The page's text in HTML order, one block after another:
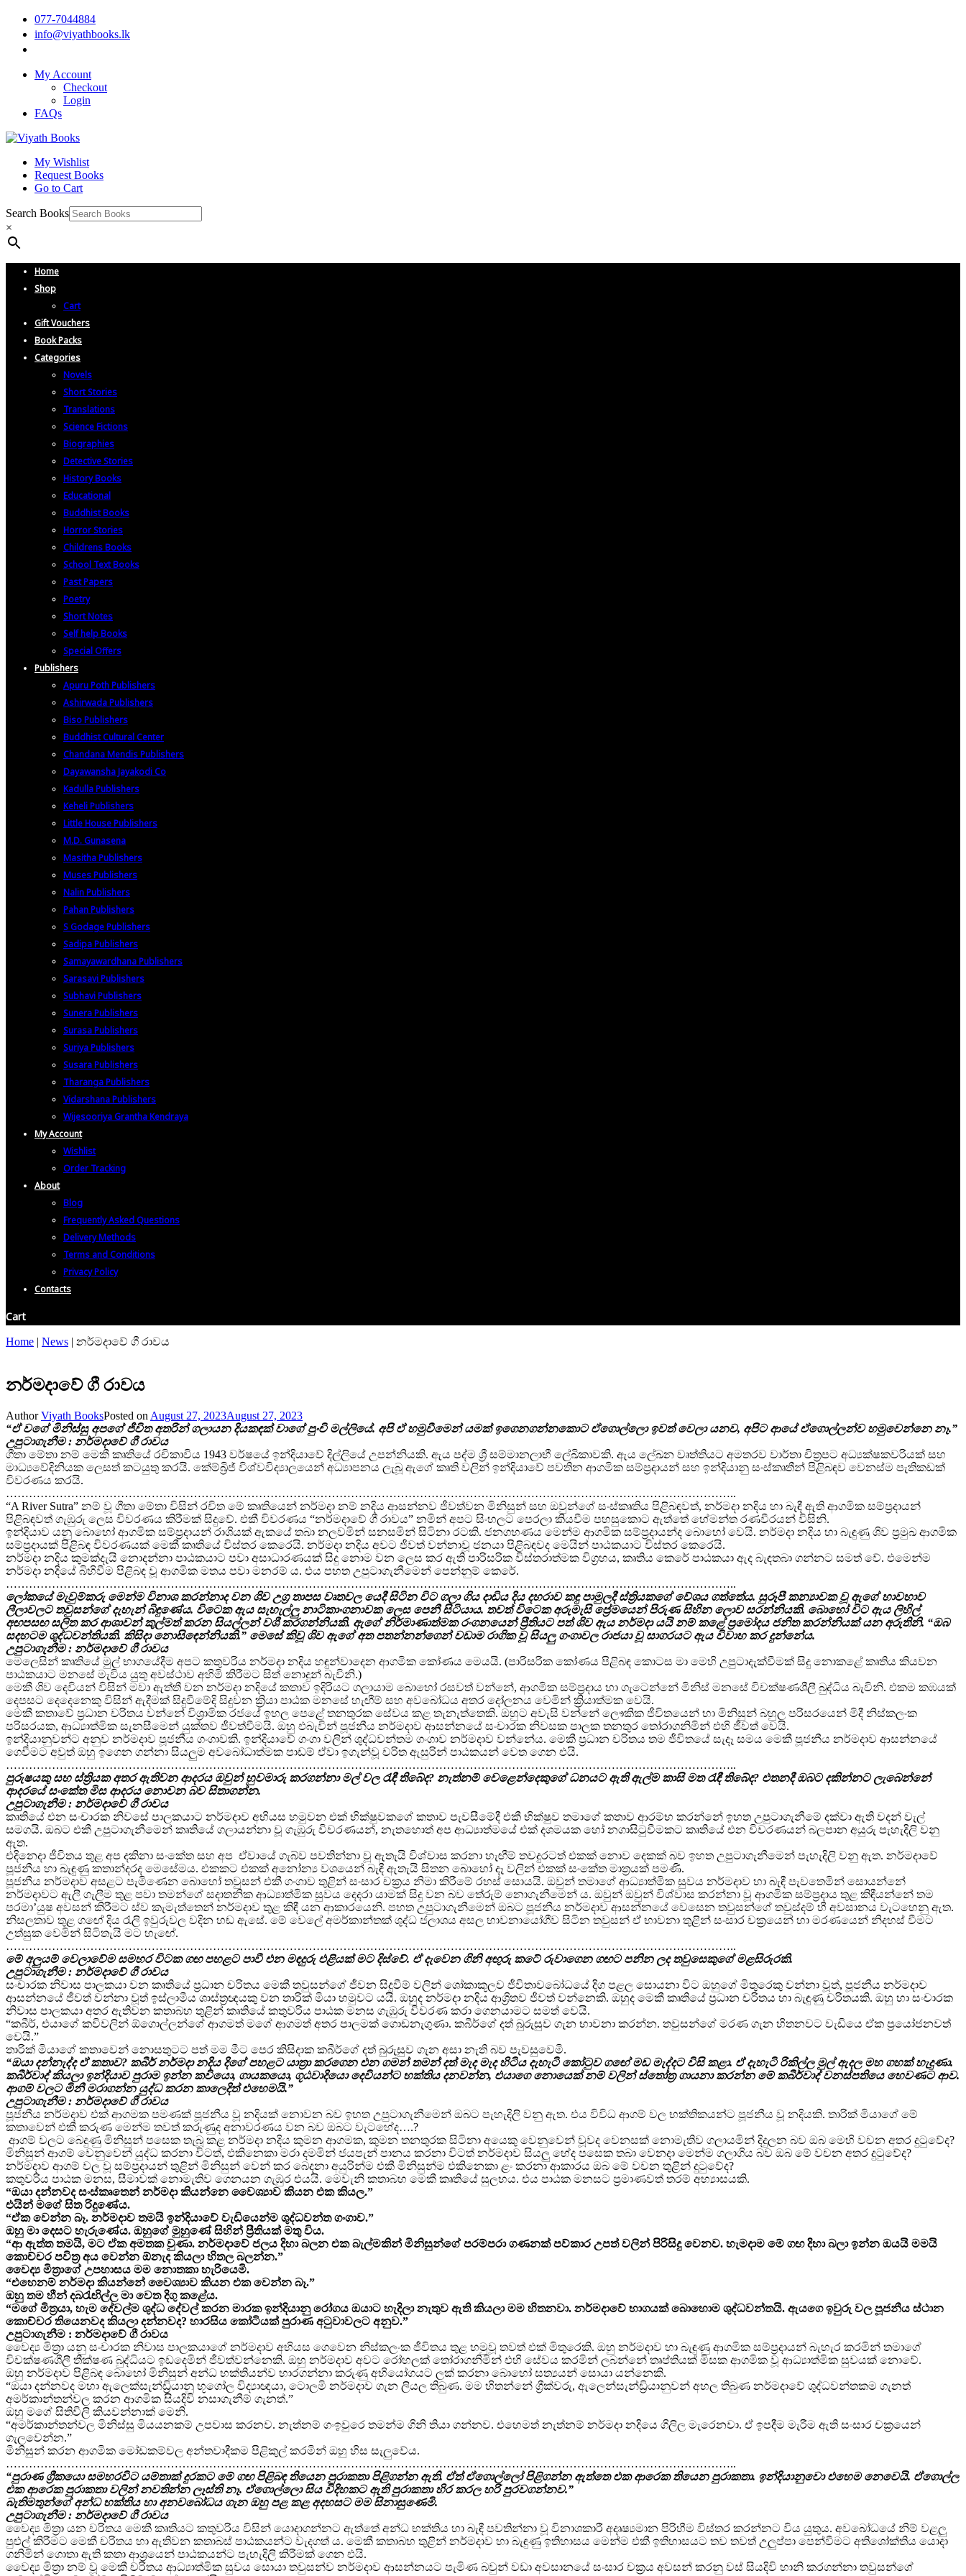
077-7044884
info@viyathbooks.lk
My Account
Checkout
Login
FAQs
My Wishlist
Request Books
Go to Cart
Search Books
×
Home
Shop
Cart
Gift Vouchers
Book Packs
Categories
Novels
Short Stories
Translations
Science Fictions
Biographies
Detective Stories
History Books
Educational
Buddhist Books
Horror Stories
Childrens Books
School Text Books
Past Papers
Poetry
Short Notes
Self help Books
Special Offers
Publishers
Apuru Poth Publishers
Ashirwada Publishers
Biso Publishers
Buddhist Cultural Center
Chandana Mendis Publishers
Dayawansha Jayakodi Co
Kadulla Publishers
Keheli Publishers
Little House Publishers
M.D. Gunasena
Masitha Publishers
Muses Publishers
Nalin Publishers
Pahan Publishers
S Godage Publishers
Sadipa Publishers
Samayawardhana Publishers
Sarasavi Publishers
Subhavi Publishers
Sunera Publishers
Surasa Publishers
Suriya Publishers
Susara Publishers
Tharanga Publishers
Vidarshana Publishers
Wijesooriya Grantha Kendraya
My Account
Wishlist
Order Tracking
About
Blog
Frequently Asked Questions
Delivery Methods
Terms and Conditions
Privacy Policy
Contacts
Cart
Home | News | නර්මදාවේ ගී රාවය
නර්මදාවේ ගී රාවය
AuthorViyath BooksPosted on August 27, 2023August 27, 2023
“ඒ වගේ මිනිස්සු අපගේ ජීවිත අතරින් ගලායන දියකඳක් වාගේ පුංචි මල්ලියේ. අපි ඒ හමුවීමෙන් යමක් ඉගෙනගන්නකොට ඒගොල්ලො ඉවත් වෙලා යනව, අපිට ආයේ ඒගොල්ලන්ව හමුවෙන්නෙ නෑ.”
උපුටාගැනීම : නර්මදාවේ ගී රාවය
ගීතා මේතා නම් මෙකී කෘතියේ රචිකාවිය 1943 වර්ෂයේ ඉන්දියාවේ දිල්ලියේ උපන්නියකි. ඇය පද්ම ශ්‍රී සම්මානලාභී ලේඛිකාවකි. ඇය ලේඛන වෘත්තියට අමතරව වාර්තා චිත්‍රපට අධ්‍යක්ෂකවරියක් සහ
මාධ්‍යවේදිනියක ලෙසත් කටයුතු කරයි. කේම්බ්‍රිජ් විශ්වවිද්‍යාලයෙන් අධ්‍යාපනය ලැබූ ඇගේ කෘති වලින් ඉන්දියාවේ පවතින ආගමික සම්ප්‍රදායන් සහ ඉන්දියානු සංස්කෘතීන් පිළිබඳව වෙනස්ම පැතිකඩක්
විවරණය කරයි.
………………………………………………………………………………………………………………………………………………………………………..
“A River Sutra” නම් වූ ගීතා මේතා විසින් රචිත මේ කෘතියෙන් නර්මදා නම් නදිය ආසන්නව ජීවත්වන මිනිසුන් සහ ඔවුන්ගේ සංස්කෘතිය පිළිබඳවත්, නර්මදා නදිය හා බැඳී ඇති ආගමික සම්ප්‍රදායන්
පිළිබඳවත් ගැඹුරු ලෙස විවරණය කිරීමක් සිදුවේ. එකී විවරණය “නර්මදාවේ ගී රාවය” නමින් අපට සිංහලට පෙරලා කියවීම පහසුකොට ඇත්තේ හේමන්ත රණවීරයන් විසිනි.
ඉන්දියාව යනු බොහෝ ආගමික සම්ප්‍රදායන් රාශියක් ඇකයේ තබා නලවමින් සනසමින් සිටිනා රටකි. ජනගහණය මෙන්ම ආගමික සම්ප්‍රදායන්ද බොහෝ වෙයි. නර්මදා නදිය හා බැඳුණු ශිව ප්‍රමුඛ ආගමික
සම්ප්‍රදායක් පිළිබඳ විවරණයක් මෙකී කෘතියේ විස්තර කෙරෙයි. නර්මදා නදිය අවට ජීවත් වන්නාවූ ජනයා පිළිබඳවද මෙයින් පාඨකයාට විස්තර කෙරෙයි.
නර්මදා නදිය කුමක්දැයි නොදන්නා පාඨකයාට පවා අසාධාරණයක් සිදු නොම වන ලෙස කර ඇති පාරිසරික විස්තරාත්මක විග්‍රහය, කෘතිය කෙරේ පාඨකයා ඇද බැඳතබා ගන්නට සමත් වේ. එමෙන්ම
නර්මදා නදියේ බිහිවීම පිළිබඳ වූ ආගමික මතය පවා මනරම් ය. එය පහත උපුටාගැනීමෙන් පෙන්නුම් කෙරේ.
………………………………………………………………………………………………………………………………………………………………………..
ලෝකයේ මැවුම්කරු මෙන්ම විනාශ කරන්නාද වන ශිව උග්‍ර තාපස වෘතවල යෙදී සිටින විට ගලා ගිය දාඩිය දිය දහරාව කඳු පාමුලදී ස්ත්‍රියකගේ වේශය ගත්තේය. සුරූපී කන්‍යාවක වූ ඇගේ හාවභාව
ලීලාවලට තවුසන්ගේ දැහැන් බිඳුණේය. විටෙක ඇය සැහැල්ලු නාටිකාංගනාවක ලෙස පෙනී සිටියාය. තවත් විටෙක අරුමැසි ප්‍රේමයෙන් පිරුණ සිහින ලොව සරන්නියකි. බොහෝ විට ඇය ලිහිල්
අඟපසඟ සලිත කර ආශාවන් කුල්මත් කරන සියල්ලන් වශී කරගන්නියකි. ඇගේ නිර්මාණාත්මක රංගනයෙන් ප්‍රීතියට පත් ශිව ඇය නර්මදා යයි නම් කළේ ප්‍රමෝදය ජනිත කරන්නියක් යන අරුතිනි. “ඔබ
සදහටම ශුද්ධවන්තියකි. කිසිදා නොසිඳෙන්නියකි.” මෙසේ කිවූ ශිව ඇගේ අත පතන්නන්ගෙන් වඩාම රාගික වූ සියලු ගංගාවල රාජයා වූ සාගරයට ඇය විවාහ කර දුන්නේය.
උපුටාගැනීම : නර්මදාවේ ගී රාවය
මෙලෙසින් කෘතියේ මුල් භාගයේදීම අපට කතුවරිය නර්මදා නදිය හඳුන්වාදෙන ආගමික කෝණය මෙයයි. (පාරිසරික කෝණය පිළිබඳ කොටස මා මෙහි උපුටාදැක්වීමක් සිදු නොකළේ කෘතිය කියවන
පාඨකයාට මනසේ මැවිය යුතු අවස්ථාව අහිමි කිරීමට සිත් නොදුන් බැවිනි.)
මෙකී ශිව දෙවියන් විසින් මවා ඇත්තී වන නර්මදා නදියේ කතාව ඉදිරියට ගලායාම බොහෝ රසවත් වන්නේ, ආගමික සම්ප්‍රදාය හා ගැටෙන්නේ මිනිස් මනසේ විචක්ෂණශීලී බුද්ධිය බැවිනි. එකම කඹයක්
දෙපසට දෙදෙනෙකු විසින් ඇදීමක් සිදුවීමේදි සිදුවන ක්‍රියා පාඨක මනසේ හැඟීම් සහ අවබෝධය අතර දෝලනය වෙමින් ක්‍රියාත්මක වෙයි.
මෙකී කතාවේ ප්‍රධාන චරිතය වන්නේ විශ්‍රාමික රජයේ ඉහල පෙළේ තනතුරක සේවය කළ තැනැත්තෙකි. ඔහුට අවැසි වන්නේ ලෞකික ජීවිතයෙන් හා මිනිසුන් බහුල පරිසරයෙන් මිදී නිස්කලංක
පරිසරයක, ආධ්‍යාත්මික සැනසීමෙන් යුක්තව ජීවත්වීමයි. ඔහු එබැවින් පූජනීය නර්මදාව ආසන්නයේ සංචාරක නිවසක පාලක තනතුර තෝරාගනිමින් එහි ජීවත් වෙයි.
ඉන්දියානුවන්ට අනුව නර්මදාව පූජනීය ගංගාවකි. ඉන්දියාවේ ගංගා වලින් ශුද්ධවන්තම ගංගාව නර්මදාව වන්නේය. මෙකී ප්‍රධාන චරිතය තම ජීවිතයේ සැදෑ සමය මෙකී පූජනීය නර්මදාව ආසන්නයේ
ගෙවීමට අවුත් ඔහු ඉගෙන ගන්නා සියලුම අවබෝධාත්මක පාඩම් ඒවා ඉගැන්වූ චරිත ඇසුරින් පාඨකයන් වෙත ගෙන එයි.
………………………………………………………………………………………………………………………………………………………………………..
පුරුෂයකු සහ ස්ත්‍රියක අතර ඇතිවන ආදරය ඔවුන් හුවමාරු කරගන්නා මල් වල රැඳී තිබේද? නැත්නම් වෙළෙන්දෙකුගේ ධනයට ඇති ඇල්ම කාසි මත රැඳී තිබේද? එතනදී ඔබට දකින්නට ලැබෙන්නේ
ආදරයේ සංකේත මිස ආදරය නොවන බව සිතාගන්න.
උපුටාගැනීම : නර්මදාවේ ගී රාවය
කෘතියේ එන සංචාරක නිවසේ පාලකයාට නර්මදාව අභියස හමුවන එක් භික්ෂුවකගේ කතාව පැවසීමේදී එකී භික්ෂුව තමාගේ කතාව ආරම්භ කරන්නේ ඉහත උපුටාගැනීමේ දක්වා ඇති වදන් වැල්
සමගයි. ඔබට එකී උපුටාගැනීමෙන් කෘතියේ ගලායන්නා වූ ගැඹුරු විවරණයන්, නැතහොත් අප ආධ්‍යාත්මයේ එක් දශමයක හෝ නගාසිටුවීමකට කෘතියේ එන විවරණයන් බලපාන අයුරු පැහැදිලි වනු
ඇත.
එදිනෙදා ජීවිතය තුළ අප දකිනා සංකේත සහ අප ඒවායේ ගැබ්ව පවතින්නා වූ ඇතැයි විශ්වාස කරනා හැඟීම් තවදුරටත් එකක් නොව දෙකක් බව ඉහත උපුටාගැනීමෙන් පැහැදිලි වනු ඇත. නර්මදාවේ
පූජනීය හා බැඳුණු කතාන්දරද මෙසේමය. එකකට එකක් අනෝන්‍ය වශයෙන් බැඳී ඇතැයි සිතන බොහෝ දෑ වලින් එකක් සංකේත මාත්‍රයක් පමණි.
පූජනීය නර්මදාව අසළට පැමිණෙන බොහෝ තවුසන් එකී ගංගාව තුළින් සංසාර චක්‍රය නිමා කිරීමේ රහස් සොයයි. ඔවුන් තමාගේ ආධ්‍යාත්මික සුවය නර්මදාව හා බැඳී පැවතෙමින් සොයන්නේ
නර්මදාවට ඇලී ගැලීම තුළ පවා තමන්ගේ සදාතනික ආධ්‍යාත්මික සුවය දෙදරා යාමක් සිදු වන බව තේරුම් නොගැනීමෙන් ය. ඔවුන් ඔවුන් විශ්වාස කරන්නා වූ ආගමික සම්ප්‍රදාය තුළ කිඳීයන්නේ තම
පරමා’යුෂ අවසන් කිරීමට ස්ව කැමැත්තෙන් නර්මදාව තුළ කිඳී යන ආකාරයෙනි. පහත උපුටාගැනීමෙන් ඔබට පූජනීය නර්මදාව ආසන්නයේ වෙසෙන තවුසන්ගේ තවුස්දම් හී අවසානය වැටහෙනු ඇත.
නිසලතාව තුළ ගඟේ දිය රැලි ඉවුරුවල වදින හඬ ඇසේ. මේ වෙලේ අමර්කාන්තක් ශුද්ධ ජලාශය අසල භාවනායෝගීව සිටින තවුසන් ඒ භාවනා තුළින් සංසාර චක්‍රයෙන් හා මරණයෙන් නිදහස් වීමට
උත්සුක වෙමින් සිටිතැයි මට හැඟේ.
………………………………………………………………………………………………………………………………………………………………………..
මේ අලුයම් වෙලාවේම සමහර විටක ගඟ පහළට පාවී එන මඳදුරු එළියක් මට දිස්වේ. ඒ දැවෙන ගිනි අඟුරු කටේ රුවාගෙන ගඟට පනින ලද තවුසෙකුගේ මළසිරුරකි.
උපුටාගැනීම : නර්මදාවේ ගී රාවය
සංචාරක නිවාස පාලකයා වන කෘතියේ ප්‍රධාන චරිතය මෙකී තවුසන්ගේ ජීවන සිදුවීම් වලින් ශෝකාකූලව ජීවිතාවබෝධයේ දිග පළල සොයනා විට ඔහුගේ මිතුරෙකු වන්නා වූත්, පූජනීය නර්මදාව
ආසන්නයේ ජීවත් වන්නා වූත් ඉස්ලාමීය ශාස්ත්‍රඥයකු වන තාරික් මියා හමුවට යයි. ඔහුද නර්මදා නදිය ආශ්‍රිතව ජීවත් වන්නෙකි. ඔහුද මෙකී කෘතියේ ප්‍රධාන චරිතය හා බැඳුණු චරිතයකි. ඔහු හා සංචාරක
නිවාස පාලකයා අතර ඇතිවන කතාබහ තුළින් කෘතියේ කතුවරිය පාඨක මනස ගැඹුරු විවරණ කරා ගෙනයාමට සමත් වෙයි.
“කබීර්, එයාගේ කවිවලින් ඕගොල්ලන්ගේ ආගමත් මගේ ආගමත් අතර පාලමක් ගොඩනැගුණා. කබීර්ගේ දත් බුරුසුව ගැන භාවනා කරන්න. තවුසන්ගේ මරණ ගැන හිතනවට වැඩියෙ ඒක ප්‍රයෝජනවත්
වෙයි.”
තාරික් මියාගේ කතාවෙන් නොසතුටට පත් මම මීට පෙර කිසිදාක කබීර්ගේ දත් බුරුසුව ගැන අසා නැති බව පැවසුවෙමි.
“ඔයා දන්නැද්ද ඒ කතාව? කබීර් නර්මදා නදිය දිගේ පහළට යාත්‍රා කරගෙන එන ගමන් තමන් දත් මැද මැද හිටිය දැහැටි කෝටුව ගඟේ මඩ මැද්දට විසි කළා. ඒ දැහැටි රිකිල්ල මුල් ඇදල මහ ගහක් හැදුණා.
කබීර්වාද් කියලා ඉන්දියාව පුරාම ඉන්න කවියො, ගායකයො, ගූඨවාදියො දෙවියන්ට භක්තිය දනවන්න, එයාගෙ නොයෙක් නම් වලින් ස්තෝත්‍ර ගායනා කරන්න මේ කබීර්වාද් වනස්පතියෙ හෙවණට ආව.
ආගම් වලට මිනී මරාගන්න යුද්ධ කරන කාලෙදිත් එහෙමයි.”
උපුටාගැනීම : නර්මදාවේ ගී රාවය
පූජනීය නර්මදාව එක් ආගමක පමණක් පූජනීය වූ නදියක් නොවන බව ඉහත උපුටාගැනීමෙන් ඔබට පැහැදිලි වනු ඇත. එය විවිධ ආගම් වල භක්තිකයන්ට පූජනීය වූ නදියකි. තාරික් මියාගේ මේ
කතාවෙන් එකී කරුණ මෙන්ම තවත් කරුණුද අනාවරණය වන බව ඔබට වැටහේද….?
ආගම් වලට බෙදුණු මිනිසුන් පසෙක තැබූ කළ නර්මදා නදිය කුමන ආගමක, කුමන තනතුරක සිටිනා අයෙකු වෙනුවෙන් වූවද වෙනසක් නොමැතිව ගලායමින් දිදුලන බව ඔබ මෙහි වචන අතර දුටුවේද?
මිනිසුන් ආගම් වෙනුවෙන් යුද්ධ කරනා විටත්, එකිනෙකා මරා දමමින් ජයපැන් පානය කරනා විටත් නර්මදාව සියලු භේද පසෙක තබා වෙනදා මෙන්ම ගලාගිය බව ඔබ මේ වචන අතර දුටුවේද?
නර්මදාව ආගම් වල වූ සම්ප්‍රදායන් තුළින් මිනිසුන් වෙන් කර බෙදනා අයුරින්ම එකී මිනිසුන්ම එකිනෙකා ළං කරනා ආකාරය ඔබ මේ වචන තුළින් දුටුවේද?
කතුවරිය පාඨක මනස, සීමාවක් නොමැතිව ගෙනයන ගැඹුර එයයි. මෙවැනි කතාබහ මෙකී කෘතියේ සුලභය. එය පාඨක මනසට ප්‍රමාණවත් තරම් අභ්‍යාසයකි.
“ඔයා දන්නවද සංස්කෘතෙන් නර්මදා කියන්නෙ වෛශ්‍යාව කියන එක කියල.”
එයින් මගේ සිත රිදුණේය.
“ඒක වෙන්න බෑ. නර්මදාව තමයි ඉන්දියාවේ වැඩියෙන්ම ශුද්ධවන්ත ගංගාව.”
ඔහු මා දෙසට හැරුණේය. ඔහුගේ මුහුණේ සිහින් ප්‍රීතියක් මතු විය.
“ආ ඇත්ත තමයි, මට ඒක අමතක වුණා. නර්මදාවේ ජලය දිහා බලන එක බැල්මකින් මිනිසුන්ගේ පරම්පරා ගණනක් පව්කාර උපත් වලින් පිරිසිදු වෙනව. හැමදාම මේ ගඟ දිහා බලා ඉන්න ඔයයි මමයි
කොච්චර පවිත්‍ර අය වෙන්න ඕනැද කියලා හිතල බලන්න.”
වෛද්‍ය මිත්‍රාගේ උපහාසය මම නොතකා හැරියෙමි.
“එහෙනම් නර්මදා කියන්නේ වෛශ්‍යාව කියන එක වෙන්න බෑ.”
ඔහු තම හීන් දබරැඟිල්ල මා වෙත දිගු කළේය.
“මගේ මිත්‍රයා, හැම දේවල්ම ශුද්ධ දේවල් කරන මාරක ඉන්දියානු රෝගය ඔයාට හැදිලා නැතුව ඇති කියලා මම හිතනවා. නර්මදාවේ භාගයක් බොහොම ශුද්ධවන්තයි. ඇයගෙ ඉවුරු වල පූජනීය ස්ථාන
කොච්චර තියෙනවද කියලා දන්නවද? හාරසිය කෝටියක් පුරාණ අටුවාවලට අනුව.”
උපුටාගැනීම : නර්මදාවේ ගී රාවය
වෛද්‍ය මිත්‍රා යනු සංචාරක නිවාස පාලකයාගේ නර්මදාව අභියස ගෙවෙන නිස්කලංක ජීවිතය තුළ හමුවූ තවත් එක් මිතුරෙකි. ඔහු නර්මදාව හා බැඳුණු ආගමික සම්ප්‍රදායන් බැහැර කරමින් තමාගේ
විචක්ෂණශීලී තීක්ෂණ බුද්ධියට ඉඩදෙමින් ජීවත්වන්නෙකි. ඔහු නර්මදාව අවට රෝහලක් තෝරාගනිමින් එහි සේවය කරමින් ලබන්නේ තෘප්තියක් මිසක ආගමික වූ ආධ්‍යාත්මික සුවයක් නොවේ.
ඔහු නර්මදාව පිළිබඳ බොහෝ මිනිසුන් අන්ධ භක්තියන්ව භාරගන්නා කරුණු අභියෝගයට ලක් කරනා බොහෝ සත්‍යයන් සොයා යන්නෙකි.
“ඔයා දන්නවද මහා ඇලෙක්සැන්ඩ්‍රියානු භූගෝල විද්‍යාඥයා, ටොලමි නර්මදාව ගැන ලියල තිබුණ. මම හිතන්නේ ග්‍රීක්වරු, ඇලෙන්සැන්ඩ්‍රියානුවන් අහල තිබුණ නර්මදාවේ ශුද්ධවන්තකම ගැනත්
අමර්කාන්තන්වල කරන ආගමික සියදිවි නසාගැනීම් ගැනත්.”
ඔහු මගේ සිතිවිලි කියවන්නාක් මෙනි.
“අමර්කාන්තන්වල මිනිස්සු මියයනකම් උපවාස කරනව. නැත්නම් ගංඉවුරෙ තමන්ම ගිනි තියා ගන්නව. එහෙමත් නැත්නම් නර්මදා නදියෙ ගිලිල මැරෙනවා. ඒ ඉපදීම මැරීම ඇති සංසාර චක්‍රයෙන්
ගැලවෙන්න.”
මිනිසුන් කරන ආගමික මෝඩකම්වල අන්තවාදීකම පිළිකුල් කරමින් ඔහු හිස සැලුවේය.
………………………………………………………………………………………………………………………………………………………………………..
“පුරාණ ග්‍රීකයො සමහරවිට යම්තාක් දුරකට මේ ගඟ පිළිබඳ තියෙන පුරාකතා පිළිගන්න ඇති. ඒත් ඒගොල්ලෝ පිළිගන්න ඇත්තෙ එක ආරෙක තියෙන පුරාකතා. ඉන්දියානුවො එහෙම නෙවෙයි. ඒගොල්ල
එක ආරෙක පුරාකතා වලින් නවතින්න ලෑස්ති නෑ. ඒගොල්ලො සිය විදිහකට ඇති පුරාකතා හිර කරල හරි පුරවගන්නව.”
බැතිමතුන්ගේ අන්ධ භක්තිය හා අනවබෝධය ගැන ඔහු පළ කළ අදහසට මම සිනාසුණෙමි.
උපුටාගැනීම : නර්මදාවේ ගී රාවය
වෛද්‍ය මිත්‍රා යන චරිතය මෙකී කෘතියට කතුවරිය විසින් යොදාගන්නට ඇත්තේ අන්ධ භක්තිය හා බැඳී පවතින්නා වූ විනාශකාරී අදෘෂ්‍යමාන පිරිහීම විස්තර කරන්නට විය යුතුය. අවබෝධයේ නිම් වළලු
පුළුල් කිරීමට මෙකී චරිතය හා ඇතිවන කතාබස් පාඨකයන්ට වැදගත් ය. මෙකී කතාබහ තුළින් නර්මදාව හා බැඳුණු ඉතිහාසය මෙන්ම එකී ඉතිහාසයට තව තවත් උලුප්පා පෙන්වීමට අතිශෝක්තිය යොදා
ගනිමින් ගොතා ඇති කතා ආශ්‍රයෙන් පාඨකයන්ට පැහැදිලි කිරීමක් ගෙන එයි.
වෛද්‍ය මිත්‍රා නම් වූ මෙකී චරිතය ආධ්‍යාත්මික සුවය සොයා තවුසන්ව නර්මදාව ආසන්නයට පැමිණ බවුන් වඩා අවසානයේ සංසාර චක්‍රය අවසන් කරනු වස් සියදිවි හානි කරගන්නා තවුසන්ගේ